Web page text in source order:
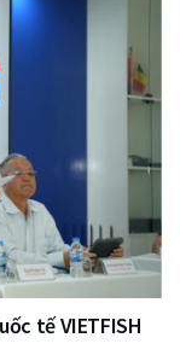
tế VIETFISH